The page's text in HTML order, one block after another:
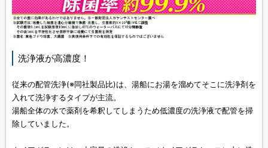
洗浄液が高濃度！
従来の配管洗浄(※同社製品比)は、湯船にお湯を溜めてそこに洗浄剤を
入れて洗浄するタイプが主流。
湯船全体の水で薬剤を希釈してしまうため低濃度の洗浄液で配管を掃
除していました。